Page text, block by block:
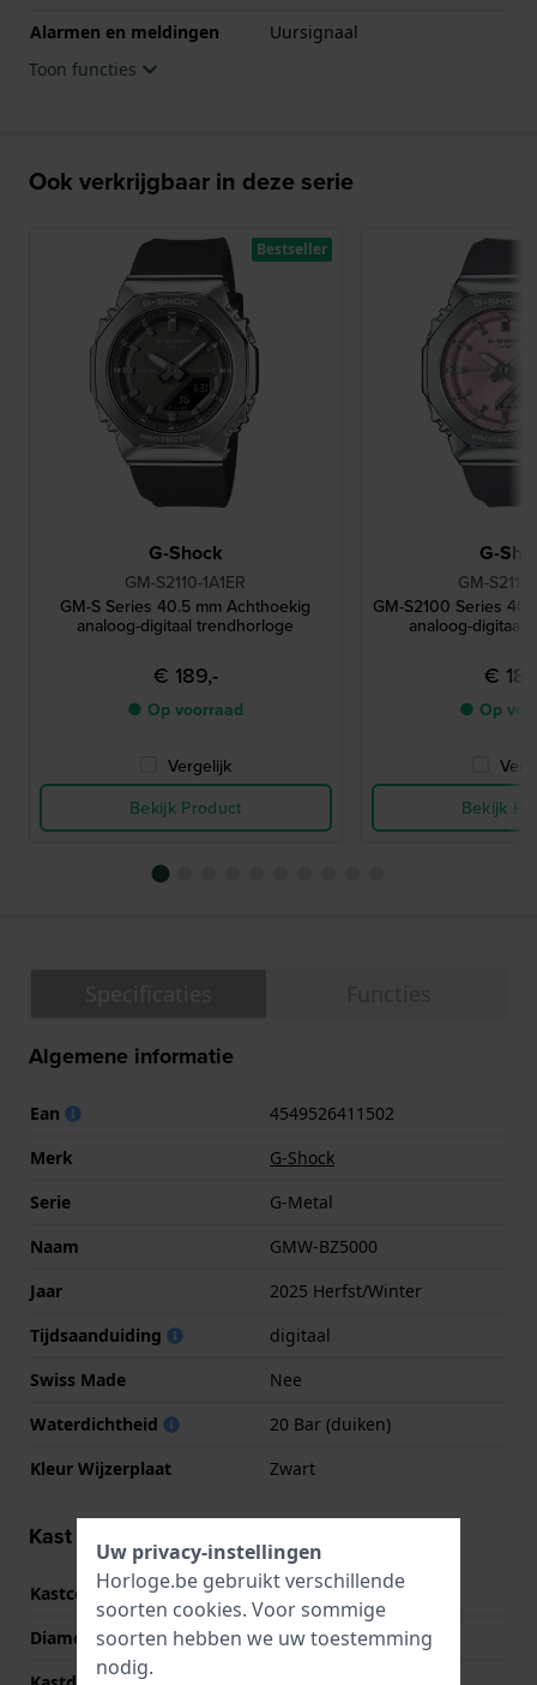
Alarmen en meldingen
Uursignaal
Toon functies
Ook verkrijgbaar in deze serie
G-Shock
GM-S2110-1A1ER
GM-S Series 40.5 mm Achthoekig
analoog-digitaal trendhorloge
€ 189,-
● Op voorraad
Vergelijk
Bekijk Product
Bestseller
G-
GM-
GM-S2100 Series
analoog-digitaal
€
● Op
Bekijk
Algemene informatie
Ean
4549526411502
Merk
G-Shock
Serie
G-Metal
Naam
GMW-BZ5000
Jaar
2025 Herfst/Winter
Tijdsaanduiding
digitaal
Swiss Made
Nee
Waterdichtheid
20 Bar (duiken)
Kleur Wijzerplaat
Zwart
Kast informatie
Kastcode
GMW-BZ5000
Diameter
43.2 mm
Uw privacy-instellingen
Horloge.be gebruikt verschillende
soorten cookies. Voor sommige
soorten hebben we uw toestemming
nodig.